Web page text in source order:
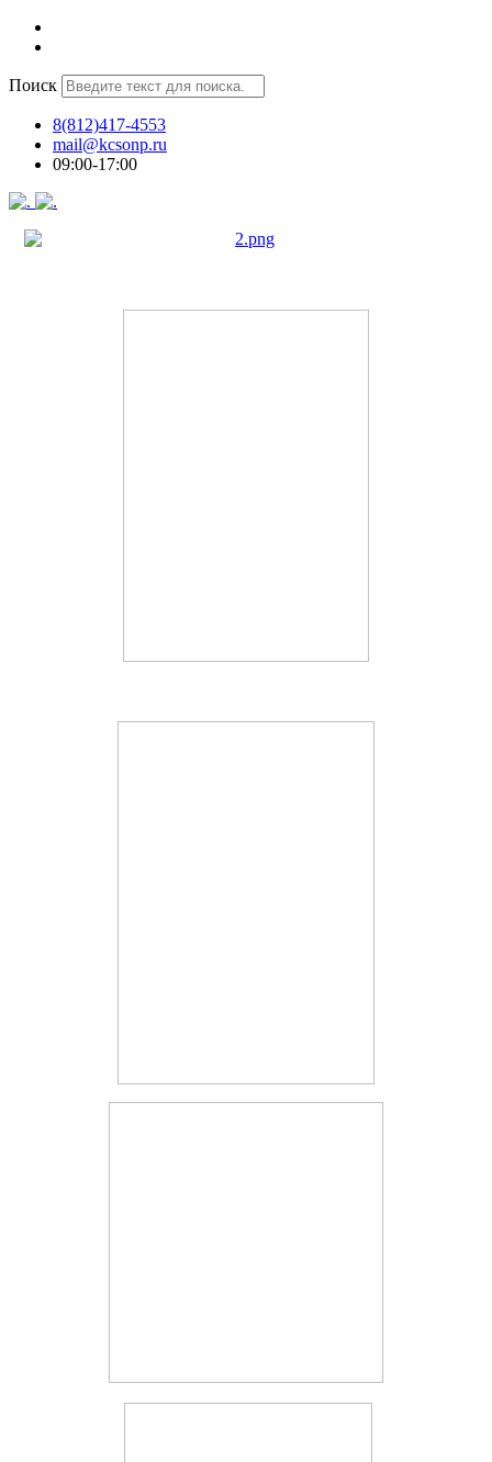
Поиск
8(812)417-4553
mail@kcsonp.ru
09:00-17:00